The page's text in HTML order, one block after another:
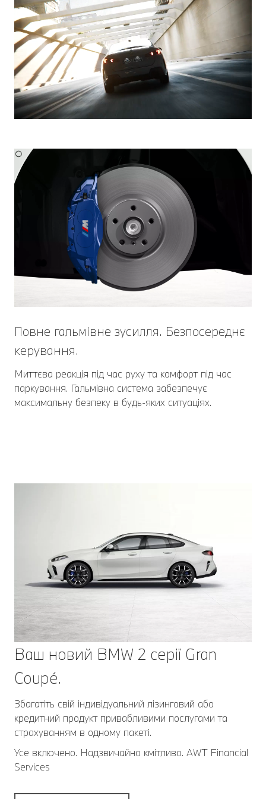
Повне гальмівне зусилля. Безпосереднє
керування.
Миттєва реакція під час руху та комфорт під час
паркування. Гальмівна система забезпечує
максимальну безпеку в будь-яких ситуаціях.
Ваш новий BMW 2 серії Gran
Coupé.
Збагатіть свій індивідуальний лізинговий або
кредитний продукт привабливими послугами та
страхуванням в одному пакеті.
Усе включено. Надзвичайно кмітливо. AWT Financial
Services